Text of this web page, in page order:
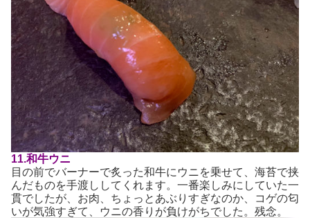
11.和牛ウニ
目の前でバーナーで炙った和牛にウニを乗せて、海苔で挟
んだものを手渡ししてくれます。一番楽しみにしていた一
貫でしたが、お肉、ちょっとあぶりすぎなのか、コゲの匂
いが気強すぎて、ウニの香りが負けがちでした。残念。